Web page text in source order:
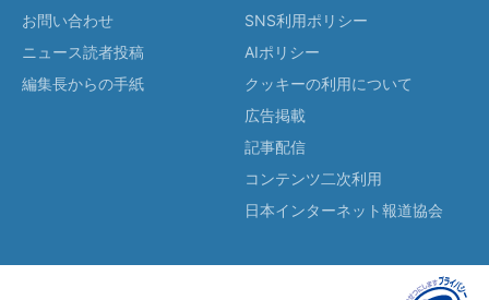
お問い合わせ
ニュース読者投稿
編集長からの手紙
SNS利用ポリシー
AIポリシー
クッキーの利用について
広告掲載
記事配信
コンテンツ二次利用
日本インターネット報道協会